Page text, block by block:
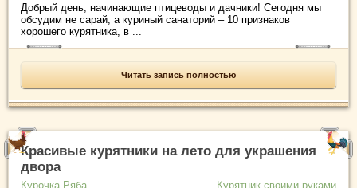
Добрый день, начинающие птицеводы и дачники! Сегодня мы
обсудим не сарай, а куриный санаторий – 10 признаков
хорошего курятника, в ...
Читать запись полностью
Красивые курятники на лето для украшения
двора
Курочка Ряба Курятник своими руками